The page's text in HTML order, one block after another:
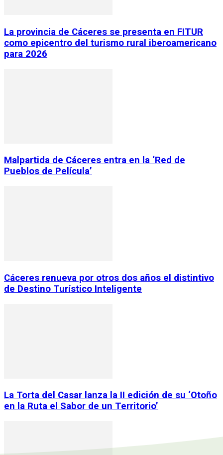
La provincia de Cáceres se presenta en FITUR
como epicentro del turismo rural iberoamericano
para 2026
Malpartida de Cáceres entra en la ‘Red de
Pueblos de Película’
Cáceres renueva por otros dos años el distintivo
de Destino Turístico Inteligente
La Torta del Casar lanza la II edición de su ‘Otoño
en la Ruta el Sabor de un Territorio’